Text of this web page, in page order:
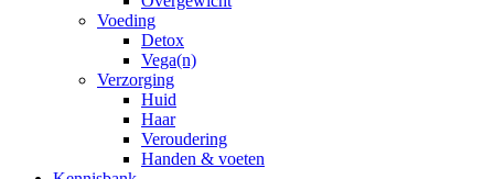
Voeding
Detox
Vega(n)
Verzorging
Huid
Haar
Veroudering
Handen & voeten